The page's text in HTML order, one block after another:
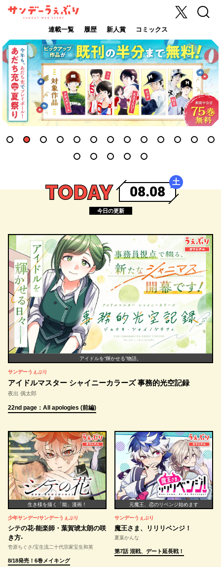
サンデーうぇ
連載一覧 履歴 新人賞 コミックス
X 検索
5 6 7 8 9
TODAY 08.08
土
今日の更新
アイドルを“輝かせる”物語。
サンデーうぇぶり
アイドルマスター シャイニーカラーズ 事務的光空記録
夜出 偶太郎
22nd page：All apologies (前編)
生き様を描く「能」漫画！
少年サンデー/サンデーうぇぶり
シテの花-能楽師・葉賀琥太朗の咲
き方-
壱原ちぐさ/宝生流二十代宗家宝生和英
8/18発売！6巻メイキング
元魔王、恋のリベンジ始めます
サンデーうぇぶり
魔王さま、リリリベンジ！
夏葉かんな
第7話 混戦、デート延長戦！